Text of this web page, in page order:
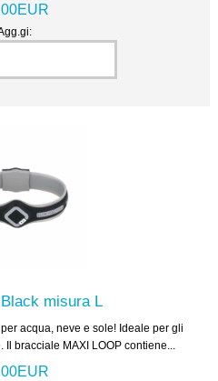
misura L
per acqua, neve e sole! Ideale per gli
bracciale MAXI LOOP contiene...